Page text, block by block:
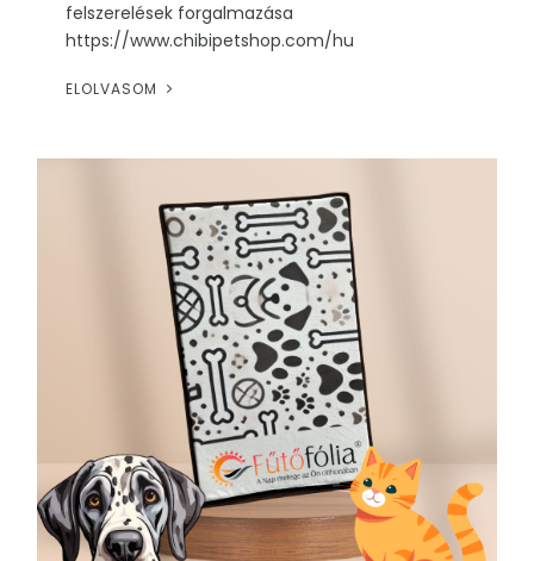
felszerelések forgalmazása
https://www.chibipetshop.com/hu
ELOLVASOM